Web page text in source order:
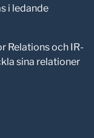
i ledande
Relations och IR-
sina relationer